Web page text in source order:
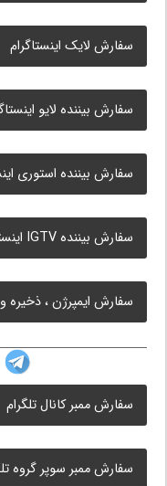
سفارش لایک اینستاگرام
سفارش بیننده لایو
سفارش بیننده استوری
سفارش بیننده IGTV اینستاگرام
سفارش ایمپرژن ، ذخیره و
سفارش ممبر کانال تلگرام
سفارش ممبر سوپر گروه